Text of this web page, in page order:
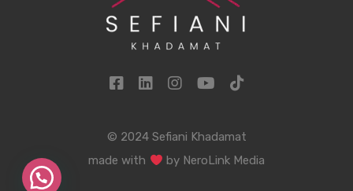
© 2024 Sefiani Khadamat
made with
by NeroLink Media